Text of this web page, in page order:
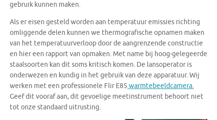
gebruik kunnen maken.
Als er eisen gesteld worden aan temperatuur emissies richting
omliggende delen kunnen we thermografische opnamen maken
van het temperatuurverloop door de aangrenzende constructie
en hier een rapport van opmaken. Met name bij hoog-gelegeerde
staalsoorten kan dit soms kritisch komen. De lansoperator is
onderwezen en kundig in het gebruik van deze apparatuur. Wij
werken met een professionele Flir E85 warmtebeeldcamera.
Geef dit vooraf aan, dit gevoelige meetinstrument behoort niet
tot onze standaard uitrusting.